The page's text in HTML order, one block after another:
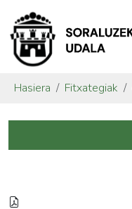
Hasiera Fitxategiak